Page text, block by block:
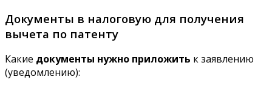
Документы в налоговую для получения
вычета по патенту
Какие документы нужно приложить к заявлению
(уведомлению):